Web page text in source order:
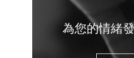
為您的情緒